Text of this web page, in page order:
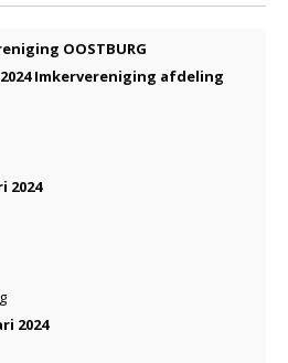
OOSTBURG
Imkervereniging afdeling
2024
2024